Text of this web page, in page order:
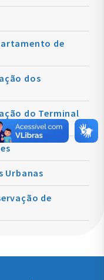
de
dos
do Terminal
Urbanas
de